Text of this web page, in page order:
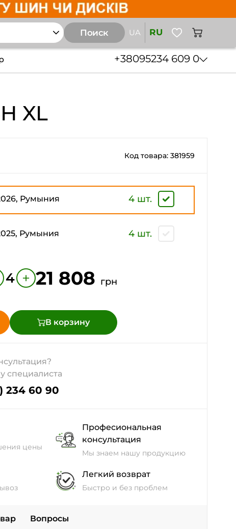
Поиск UA RU
+38095234 609 0
XL
Код товара: 381959
Румыния 4 шт.
Румыния 4 шт.
4 + 21 808 грн
В корзину
специалиста
234 60 90
цены
Професиональная
консультация
Мы знаем нашу продукцию
Легкий возврат
Быстро и без проблем
Вопросы